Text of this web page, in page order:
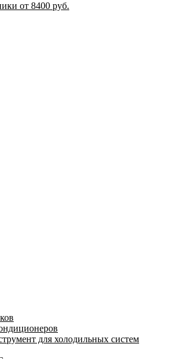
от 8400 руб.
для холодильных систем